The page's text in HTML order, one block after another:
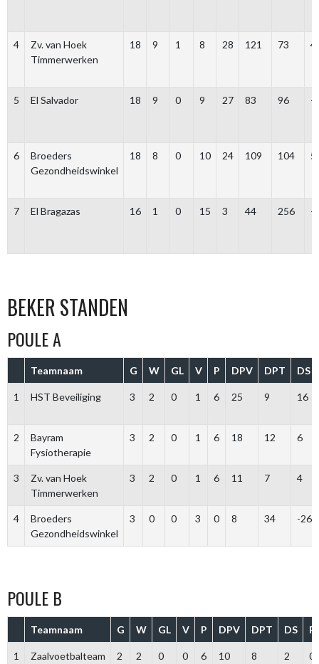
4
Zv. van Hoek
Timmerwerken
18 9 1 8 28 121 73
5 El Salvador 18 9 0 9 27 83 96 -
6
Broeders
Gezondheidswinkel
18 8 0 10 24 109 104 5
7 El Bragazas 16 1 0 15 3 44 256 -
BEKER STANDEN
POULE A
Teamnaam G W GL V P DPV DPT DS
1 HST Beveiliging 3 2 0 1 6 25 9 16
2
Bayram
Fysiotherapie
3 2 0 1 6 18 12 6
3
Zv. van Hoek
Timmerwerken
3 2 0 1 6 11 7 4
4
Broeders
Gezondheidswinkel
3 0 0 3 0 8 34 -26
POULE B
Teamnaam G W GL V P DPV DPT DS
1
Zaalvoetbalteam
2 2 0 0 6 10 8 2 0